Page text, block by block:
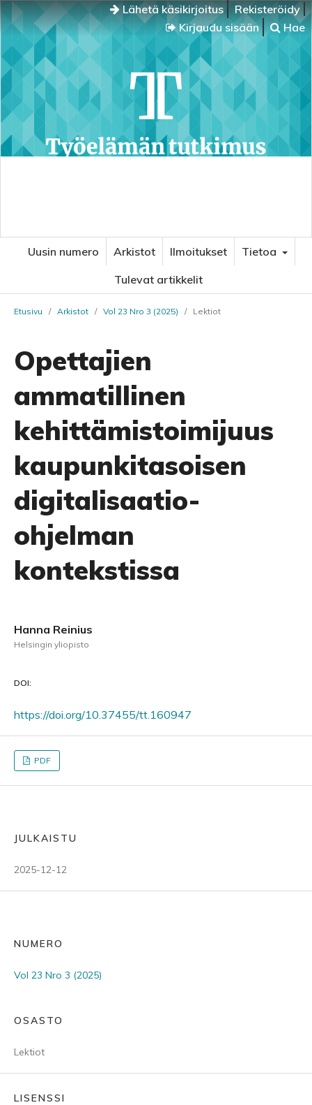
Lähetä käsikirjoitus
Rekisteröidy
Kirjaudu sisään
Hae
Uusin numero Arkistot Ilmoitukset
Tietoa
Tulevat artikkelit
Etusivu / Arkistot / Vol 23 Nro 3 (2025) / Lektiot
Opettajien
ammatillinen
kehittämistoimijuus
kaupunkitasoisen
digitalisaatio-
ohjelman
kontekstissa
Hanna Reinius
Helsingin yliopisto
DOI:
https://doi.org/10.37455/tt.160947
PDF
JULKAISTU
2025-12-12
NUMERO
Vol 23 Nro 3 (2025)
OSASTO
Lektiot
LISENSSI